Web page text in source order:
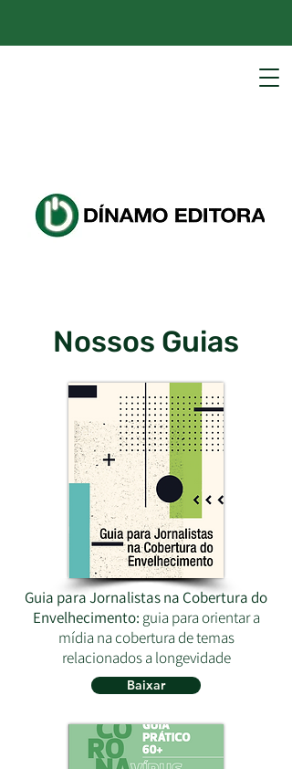
Nossos Guias
Guia para Jornalistas na Cobertura do
Envelhecimento: guia para orientar a
mídia na cobertura de temas
relacionados a longevidade
Baixar